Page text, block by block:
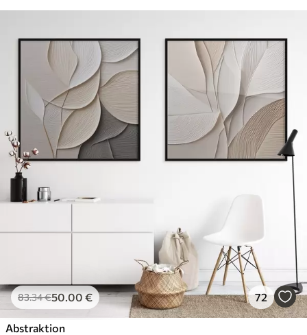
83.34€50.00 € 72
Abstraktion